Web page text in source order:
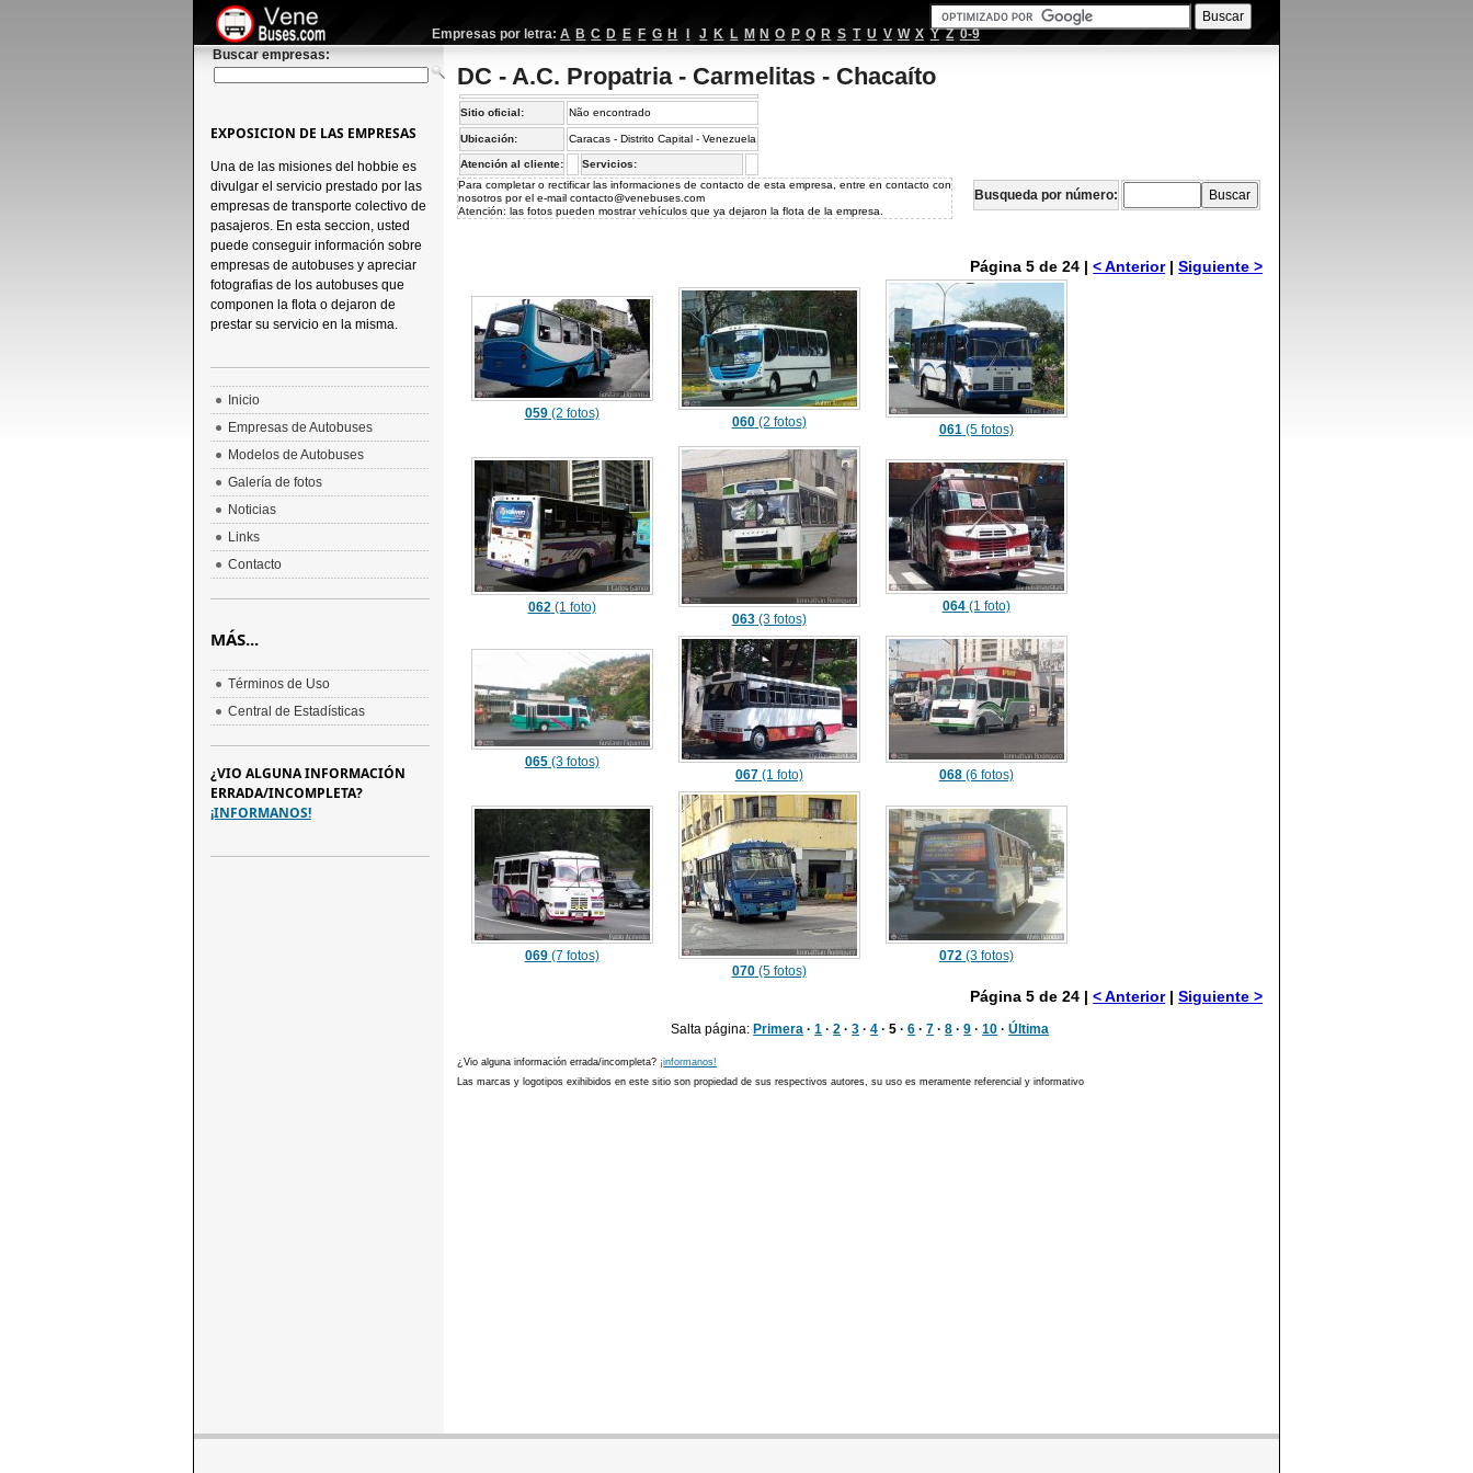
Empresas por letra: A B C D E F G H J K L M N O P Q R S T U V W X Y Z 0-9
Buscar empresas:
DC - A.C. Propatria - Carmelitas - Chacaíto
Sitio oficial: Não encontrado
Ubicación: Caracas - Distrito Capital - Venezuela
Atención al cliente:
Servicios:
Para completar o rectificar las informaciones de contacto de esta empresa, entre en contacto con
nosotros por el e-mailcontacto@venebuses.com
Atención: las fotos pueden mostrar vehículos que ya dejaron la flota de la empresa.
Busqueda por número:
Página 5 de 24 |< Anterior|Siguiente >
059(2 fotos)
060(2 fotos) 061(5 fotos)
062(1 foto)
063(3 fotos)
064(1 foto)
065(3 fotos)
067(1 foto) 068(6 fotos)
069(7 fotos)
070(5 fotos)
072(3 fotos)
Página 5 de 24 |< Anterior|Siguiente >
Salta página: Primera ·1 ·2 ·3 ·4 · 5 ·6 ·7 ·8 ·9 ·10 ·Última
¿Vio alguna información errada/incompleta? ¡informanos!
Las marcas y logotipos exihibidos en este sitio son propiedad de sus respectivos autores, su uso es meramente referencial y informativo
EXPOSICION DE LAS EMPRESAS
Una de las misiones del hobbie es
divulgar el servicio prestado por las
empresas de transporte colectivo de
pasajeros. En esta seccion, usted
puede conseguir información sobre
empresas de autobuses y apreciar
fotografias de los autobuses que
componen la flota o dejaron de
prestar su servicio en la misma.
Inicio
Empresas de Autobuses
Modelos de Autobuses
Galería de fotos
Noticias
Links
Contacto
MÁS...
Términos de Uso
Central de Estadísticas
¿VIO ALGUNA INFORMACIÓN
ERRADA/INCOMPLETA?
¡INFORMANOS!